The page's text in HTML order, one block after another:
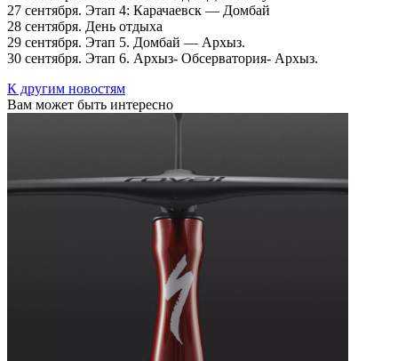
27 сентября. Этап 4: Карачаевск — Домбай
28 сентября. День отдыха
29 сентября. Этап 5. Домбай — Архыз.
30 сентября. Этап 6. Архыз- Обсерватория- Архыз.
К другим новостям
Вам может быть интересно